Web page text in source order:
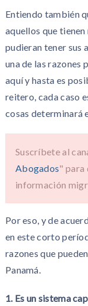
Entiendo también
aquellos que
pudieran tener sus
una de las razones
aquí y hasta es
reitero, cada caso
cosas determinará
Suscríbete al
Abogados" para
información
Por eso, y de
en este corto
razones que
Panamá.
1. Es un sistema